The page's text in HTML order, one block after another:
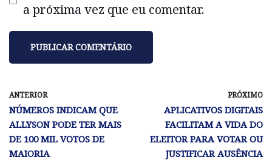
a próxima vez que eu comentar.
ANTERIOR
NÚMEROS INDICAM QUE
ALLYSON PODE TER MAIS
DE 100 MIL VOTOS DE
MAIORIA
PRÓXIMO
APLICATIVOS DIGITAIS
FACILITAM A VIDA DO
ELEITOR PARA VOTAR OU
JUSTIFICAR AUSÊNCIA